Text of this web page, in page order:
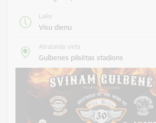
Laiks
Visu dienu
Atrašanās vieta
Gulbenes pilsētas stadions